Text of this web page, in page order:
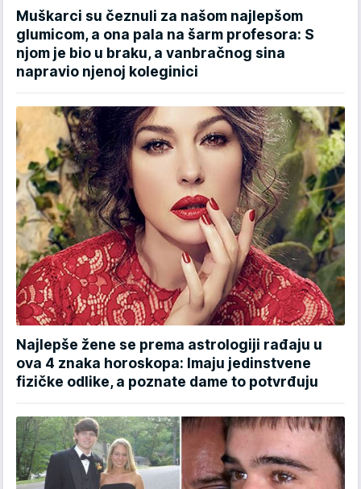
Muškarci su čeznuli za našom najlepšom
glumicom, a ona pala na šarm profesora: S
njom je bio u braku, a vanbračnog sina
napravio njenoj koleginici
Najlepše žene se prema astrologiji rađaju u
ova 4 znaka horoskopa: Imaju jedinstvene
fizičke odlike, a poznate dame to potvrđuju